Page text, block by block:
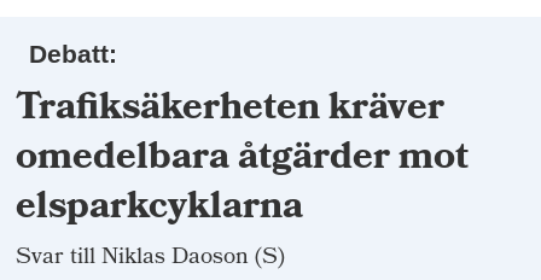
Debatt:
Trafiksäkerheten kräver
omedelbara åtgärder mot
elsparkcyklarna
Svar till Niklas Daoson (S)